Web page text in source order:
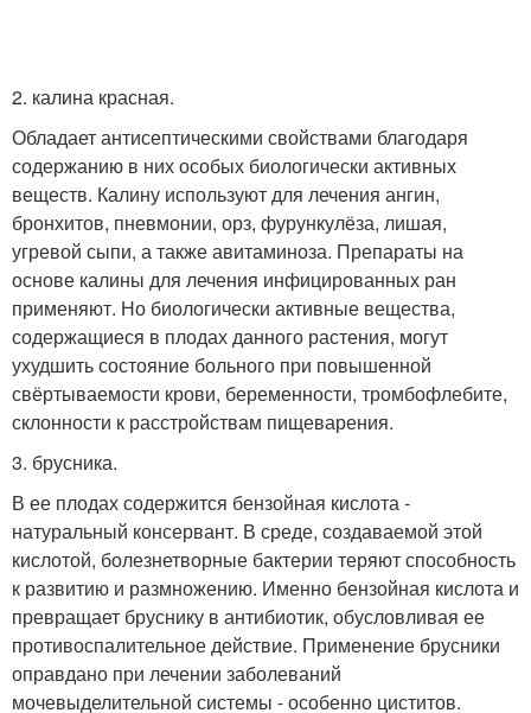
2. калина красная.
Обладает антисептическими свойствами благодаря
содержанию в них особых биологически активных
веществ. Калину используют для лечения ангин,
бронхитов, пневмонии, орз, фурункулёза, лишая,
угревой сыпи, а также авитаминоза. Препараты на
основе калины для лечения инфицированных ран
применяют. Но биологически активные вещества,
содержащиеся в плодах данного растения, могут
ухудшить состояние больного при повышенной
свёртываемости крови, беременности, тромбофлебите,
склонности к расстройствам пищеварения.
3. брусника.
В ее плодах содержится бензойная кислота -
натуральный консервант. В среде, создаваемой этой
кислотой, болезнетворные бактерии теряют способность
к развитию и размножению. Именно бензойная кислота и
превращает бруснику в антибиотик, обусловливая ее
противоспалительное действие. Применение брусники
оправдано при лечении заболеваний
мочевыделительной системы - особенно циститов.